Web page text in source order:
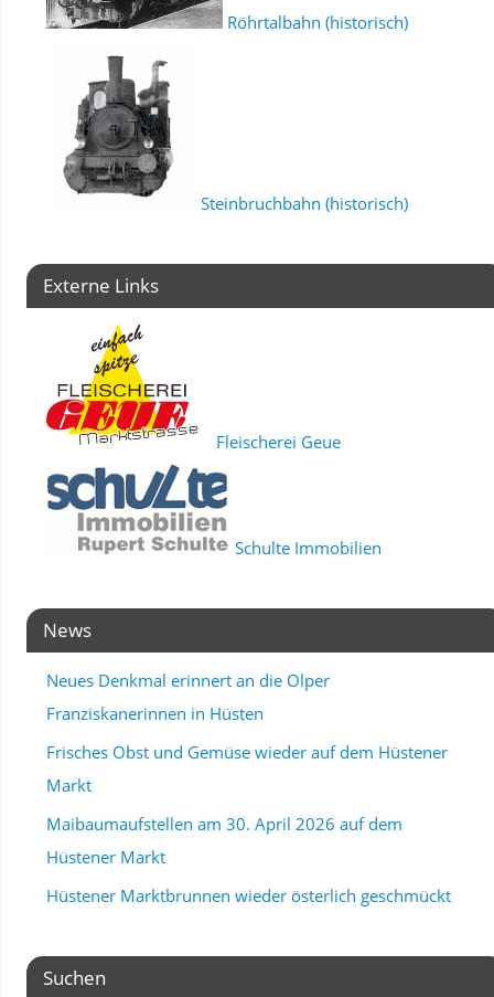
Röhrtalbahn (historisch)
Steinbruchbahn (historisch)
Externe Links
Fleischerei Geue
Schulte Immobilien
News
Neues Denkmal erinnert an die Olper
Franziskanerinnen in Hüsten
Frisches Obst und Gemüse wieder auf dem Hüstener
Markt
Maibaumaufstellen am 30. April 2026 auf dem
Hüstener Markt
Hüstener Marktbrunnen wieder österlich geschmückt
Suchen